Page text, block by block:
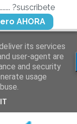
?suscribete
AHORA
its services
user-agent are
and security
usage